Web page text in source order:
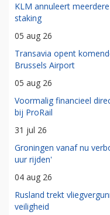
KLM annuleert
staking
05 aug 26
Transavia opent
Brussels Airport
05 aug 26
Voormalig financieel
bij ProRail
31 jul 26
Groningen vanaf nu
uur rijden'
04 aug 26
Rusland trekt
veiligheid